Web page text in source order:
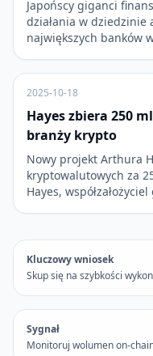
Japońscy giganci
działania w dziedzinie
największych banków
2025-10-18
Hayes zbiera 250
branży krypto
Nowy projekt Arthura
kryptowalutowych za
Hayes,
Kluczowy wniosek
Skup się na szybkości
Sygnał
Monitoruj wolumen on-